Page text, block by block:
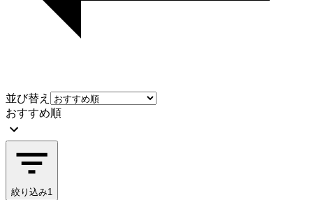
並び替え
おすすめ順
絞り込み1